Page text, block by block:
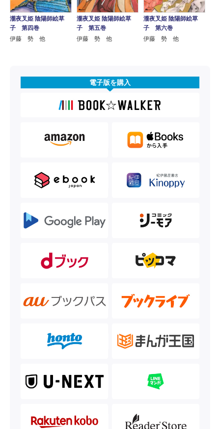
瀧夜叉姫 陰陽師絵草
子 第四巻
伊藤 勢 他
瀧夜叉姫 陰陽師絵草
子 第五巻
伊藤 勢 他
瀧夜叉姫 陰陽師絵草
子 第六巻
伊藤 勢 他
電子版を購入